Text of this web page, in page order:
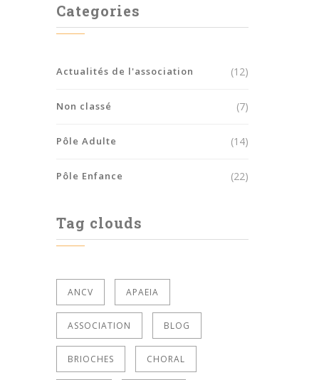
Categories
Actualités de l'association (12)
Non classé (7)
Pôle Adulte (14)
Pôle Enfance (22)
Tag clouds
ANCV APAEIA
ASSOCIATION BLOG
BRIOCHES CHORAL